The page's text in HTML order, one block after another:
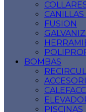
CANILLAS
FUSION
BOMBAS
PISCINAS